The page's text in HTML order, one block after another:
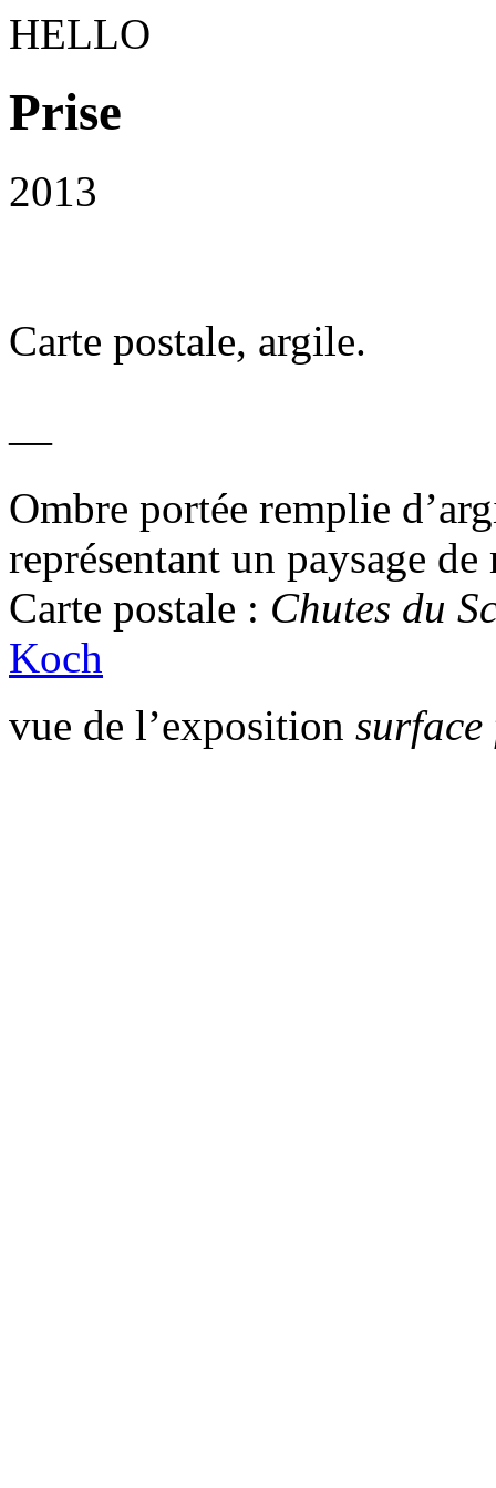
HELLO
Prise
2013
Carte postale, argile.
—
Ombre portée remplie
représentant un paysage de
Carte postale : Chutes du
Koch
vue de l’exposition surface